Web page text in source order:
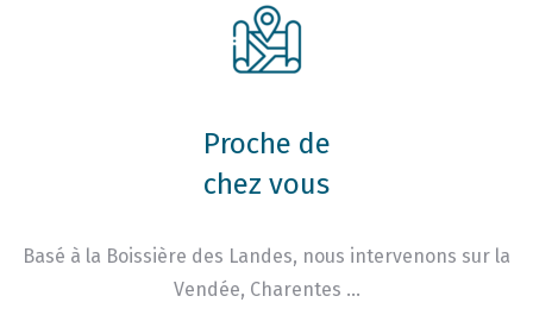
Proche de
chez vous
Basé à la Boissière des Landes, nous intervenons sur la
Vendée, Charentes …